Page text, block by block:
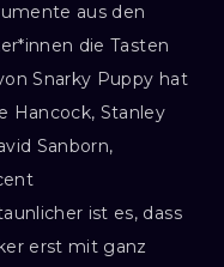
aus den
die Tasten
Snarky Puppy hat
Hancock, Stanley
Sanborn,
ist es, dass
erst mit ganz